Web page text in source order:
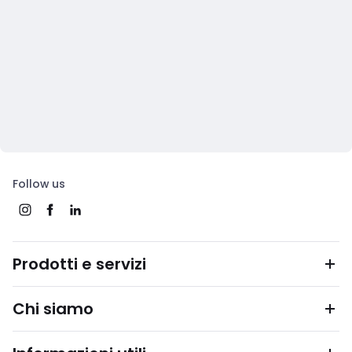
Follow us
Prodotti e servizi
Chi siamo